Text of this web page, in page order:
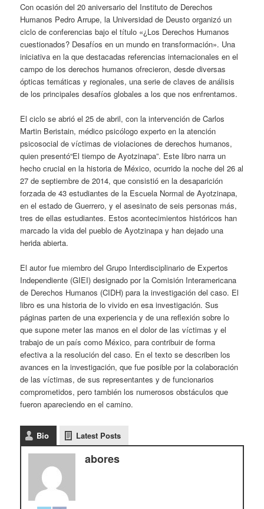
Con ocasión del 20 aniversario del Instituto de Derechos
Humanos Pedro Arrupe, la Universidad de Deusto organizó un
ciclo de conferencias bajo el título «¿Los Derechos Humanos
cuestionados? Desafíos en un mundo en transformación». Una
iniciativa en la que destacadas referencias internacionales en el
campo de los derechos humanos ofrecieron, desde diversas
ópticas temáticas y regionales, una serie de claves de análisis
de los principales desafíos globales a los que nos enfrentamos.
El ciclo se abrió el 25 de abril, con la intervención de Carlos
Martin Beristain, médico psicólogo experto en la atención
psicosocial de víctimas de violaciones de derechos humanos,
quien presentó“El tiempo de Ayotzinapa”. Este libro narra un
hecho crucial en la historia de México, ocurrido la noche del 26 al
27 de septiembre de 2014, que consistió en la desaparición
forzada de 43 estudiantes de la Escuela Normal de Ayotzinapa,
en el estado de Guerrero, y el asesinato de seis personas más,
tres de ellas estudiantes. Estos acontecimientos históricos han
marcado la vida del pueblo de Ayotzinapa y han dejado una
herida abierta.
El autor fue miembro del Grupo Interdisciplinario de Expertos
Independiente (GIEI) designado por la Comisión Interamericana
de Derechos Humanos (CIDH) para la investigación del caso. El
libro es una historia de lo vivido en esa investigación. Sus
páginas parten de una experiencia y de una reflexión sobre lo
que supone meter las manos en el dolor de las víctimas y el
trabajo de un país como México, para contribuir de forma
efectiva a la resolución del caso. En el texto se describen los
avances en la investigación, que fue posible por la colaboración
de las víctimas, de sus representantes y de funcionarios
comprometidos, pero también los numerosos obstáculos que
fueron apareciendo en el camino.
Bio Latest Posts
abores